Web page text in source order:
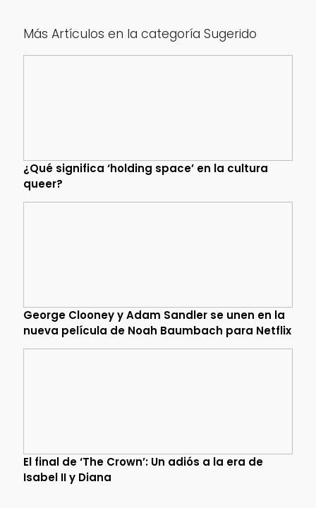
Más Artículos en la categoría Sugerido
¿Qué significa ‘holding space’ en la cultura
queer?
George Clooney y Adam Sandler se unen en la
nueva película de Noah Baumbach para Netflix
El final de ‘The Crown’: Un adiós a la era de
Isabel II y Diana